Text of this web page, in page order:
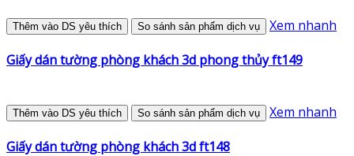
Thêm vào DS yêu thích So sánh sản phẩm dịch vụ Xem nhanh
Giấy dán tường phòng khách 3d phong thủy ft149
Thêm vào DS yêu thích So sánh sản phẩm dịch vụ Xem nhanh
Giấy dán tường phòng khách 3d ft148